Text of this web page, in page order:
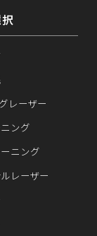
レーザー
ング
ニング
レーザー